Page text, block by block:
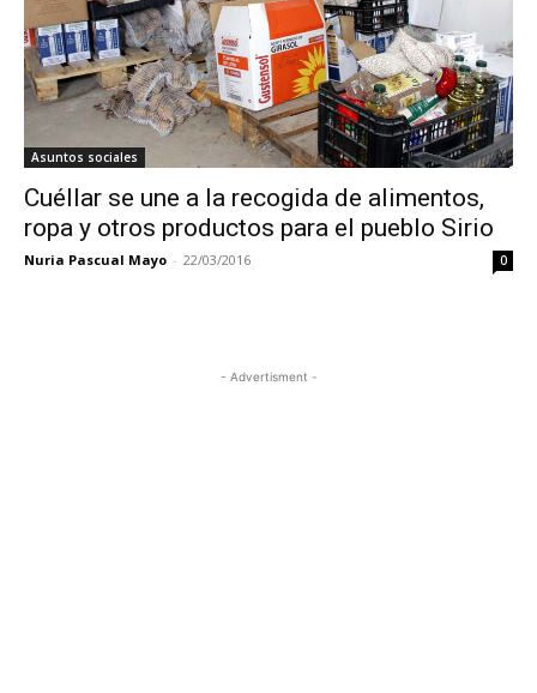
Asuntos sociales
Cuéllar se une a la recogida de alimentos,
ropa y otros productos para el pueblo Sirio
Nuria Pascual Mayo - 22/03/2016 0
- Advertisment -